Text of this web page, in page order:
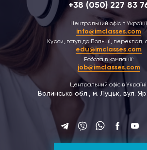
+38 (050) 227 83
Центральний офіс в Україні
info@imclasses.com
Курси, вступ до Польщі, переклад,
edu@imclasses.com
Робота в компанії:
job@imclasses.com
Центральний офіс в Україні:
Волинська обл., м. Луцьк, вул.